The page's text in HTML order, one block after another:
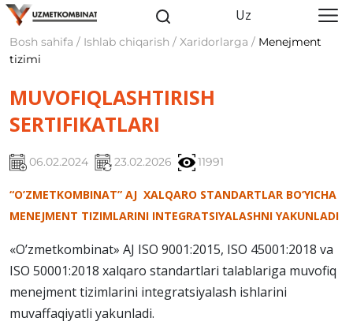
Uz
Bosh sahifa / Ishlab chiqarish / Xaridorlarga / Menejment
tizimi
MUVOFIQLASHTIRISH
SERTIFIKATLARI
06.02.2024 23.02.2026 11991
“O’ZMETKOMBINAT” AJ XALQARO STANDARTLAR BO‘YICHA
MENEJMENT TIZIMLARINI INTEGRATSIYALASHNI YAKUNLADI
«O’zmetkombinat» AJ ISO 9001:2015, ISO 45001:2018 va
ISO 50001:2018 xalqaro standartlari talablariga muvofiq
menejment tizimlarini integratsiyalash ishlarini
muvaffaqiyatli yakunladi.